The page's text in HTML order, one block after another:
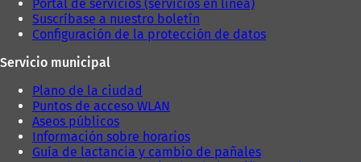
Portal de servicios (servicios en línea)
Suscríbase a nuestro boletín
Configuración de la protección de datos
Servicio municipal
Plano de la ciudad
Puntos de acceso WLAN
Aseos públicos
Información sobre horarios
Guía de lactancia y cambio de pañales